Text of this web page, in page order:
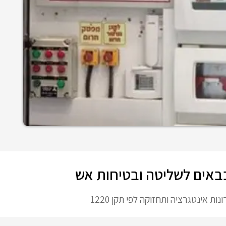
לשליטה ובטיחות אש
אינטגרציה ותחזוקה לפי תקן 1220